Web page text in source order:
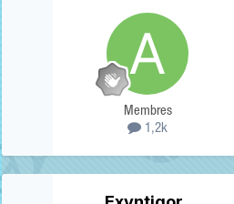
Membres
1,2k